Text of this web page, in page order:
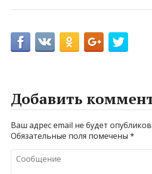
Добавить
Ваш адрес email не будет
Обязательные поля помечены*